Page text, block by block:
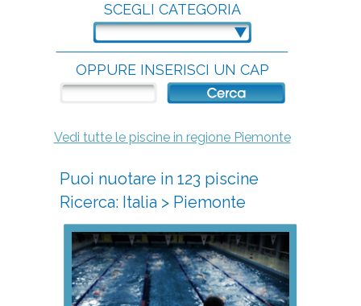
SCEGLI CATEGORIA
OPPURE INSERISCI UN CAP
Vedi tutte le piscine in regione Piemonte
Puoi nuotare in 123 piscine
Ricerca: Italia> Piemonte